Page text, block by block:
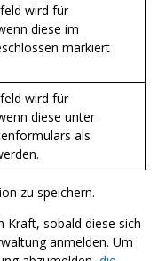
wird für
diese im
markiert
wird für
diese unter
als
zu speichern.
Kraft, sobald diese sich
anmelden. Um